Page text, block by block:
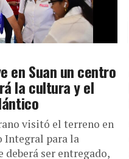
en Suan un centro
la cultura y el
visitó el terreno en
Integral para la
ser entregado,